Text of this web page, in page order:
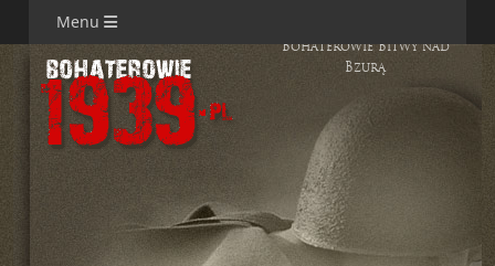
Menu
Bohaterowie Bitwy nad
Bzurą